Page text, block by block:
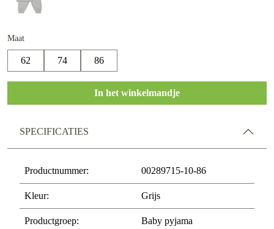
Maat
62 74 86
In het winkelmandje
SPECIFICATIES
Productnummer: 00289715-10-86
Kleur: Grijs
Productgroep: Baby pyjama